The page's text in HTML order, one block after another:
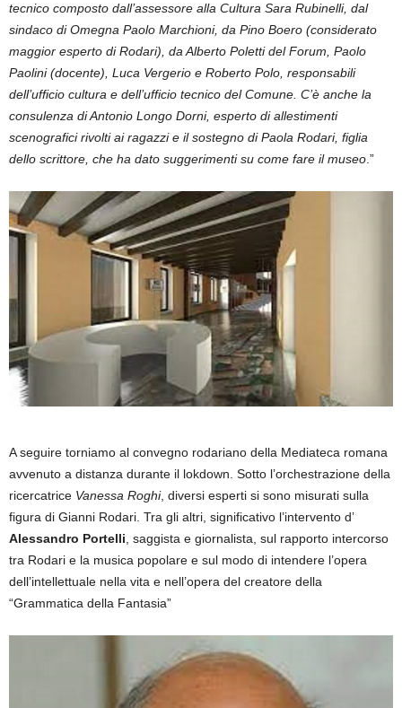
tecnico composto dall’assessore alla Cultura Sara Rubinelli, dal
sindaco di Omegna Paolo Marchioni, da Pino Boero (considerato
maggior esperto di Rodari), da Alberto Poletti del Forum, Paolo
Paolini (docente), Luca Vergerio e Roberto Polo, responsabili
dell’ufficio cultura e dell’ufficio tecnico del Comune. C’è anche la
consulenza di Antonio Longo Dorni, esperto di allestimenti
scenografici rivolti ai ragazzi e il sostegno di Paola Rodari, figlia
dello scrittore, che ha dato suggerimenti su come fare il museo .”
A seguire torniamo al convegno rodariano della Mediateca romana
avvenuto a distanza durante il lokdown. Sotto l’orchestrazione della
ricercatrice Vanessa Roghi, diversi esperti si sono misurati sulla
figura di Gianni Rodari. Tra gli altri, significativo l’intervento d’
Alessandro Portelli , saggista e giornalista, sul rapporto intercorso
tra Rodari e la musica popolare e sul modo di intendere l’opera
dell’intellettuale nella vita e nell’opera del creatore della
“Grammatica della Fantasia”